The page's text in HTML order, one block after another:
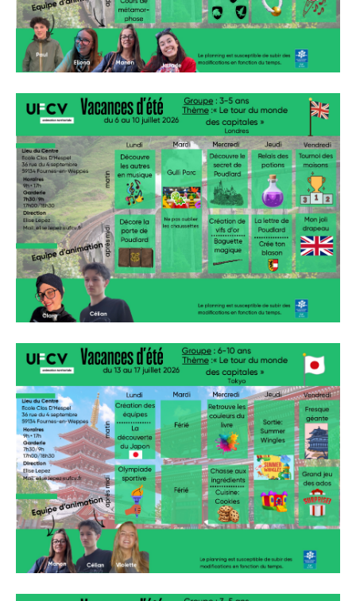
» Services municipaux
» C.C.A.S
» Métropole Européenne de Lille
VIE PRATIQUE
» Actualités
» Agenda
» Aide à la famille
» Commerces et artisans
» Démarches administratives
» Encombrants et déchets
» Gîtes - Chambres d'hôtes
» Numéros utiles
» Santé
» Transport
» Médiathèque
JEUNESSE
» Centre de Loisirs
» Ecoles
» Ecole publique du Clos d’Hespel
» APE de l'Ecole du Clos